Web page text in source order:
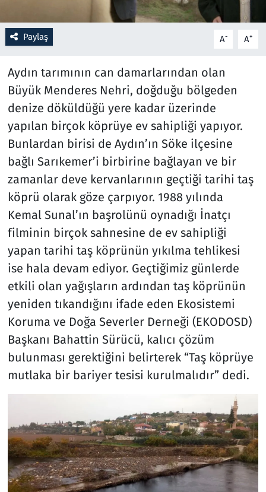
Paylaş A- A+
Aydın tarımının can damarlarından olan
Büyük Menderes Nehri, doğduğu bölgeden
denize döküldüğü yere kadar üzerinde
yapılan birçok köprüye ev sahipliği yapıyor.
Bunlardan birisi de Aydın’ın Söke ilçesine
bağlı Sarıkemer’i birbirine bağlayan ve bir
zamanlar deve kervanlarının geçtiği tarihi taş
köprü olarak göze çarpıyor. 1988 yılında
Kemal Sunal’ın başrolünü oynadığı İnatçı
filminin birçok sahnesine de ev sahipliği
yapan tarihi taş köprünün yıkılma tehlikesi
ise hala devam ediyor. Geçtiğimiz günlerde
etkili olan yağışların ardından taş köprünün
yeniden tıkandığını ifade eden Ekosistemi
Koruma ve Doğa Severler Derneği (EKODOSD)
Başkanı Bahattin Sürücü, kalıcı çözüm
bulunması gerektiğini belirterek “Taş köprüye
mutlaka bir bariyer tesisi kurulmalıdır” dedi.
Spor
Teknoloji ve Bilim
Televizyon